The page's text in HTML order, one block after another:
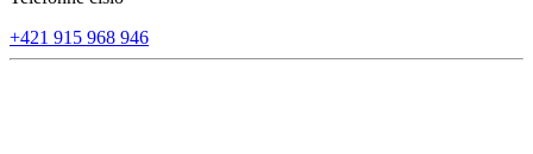
+421 915 968 946